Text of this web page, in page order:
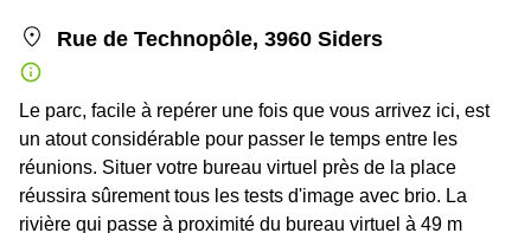
Rue de Technopôle, 3960 Siders
Le parc, facile à repérer une fois que vous arrivez ici, est
un atout considérable pour passer le temps entre les
réunions. Situer votre bureau virtuel près de la place
réussira sûrement tous les tests d'image avec brio. La
rivière qui passe à proximité du bureau virtuel à 49 m